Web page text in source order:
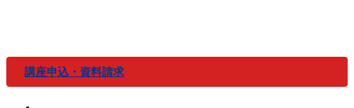
ス
講座申込・資料請求